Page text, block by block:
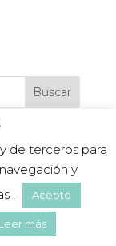
legal
cookies
de terceros para
y
.
Acepto
Leer más